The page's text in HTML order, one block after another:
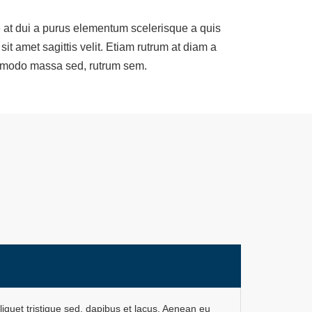
dui a purus elementum scelerisque a quis
amet sagittis velit. Etiam rutrum at diam a
massa sed, rutrum sem.
tristique sed, dapibus et lacus. Aenean eu